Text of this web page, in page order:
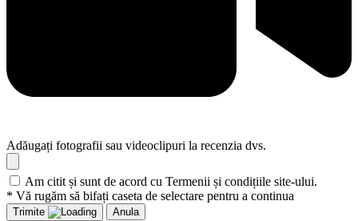
Adăugați fotografii sau videoclipuri la recenzia dvs.
Am citit și sunt de acord cu Termenii și condițiile site-ului.
* Vă rugăm să bifați caseta de selectare pentru a continua
Trimite Anula